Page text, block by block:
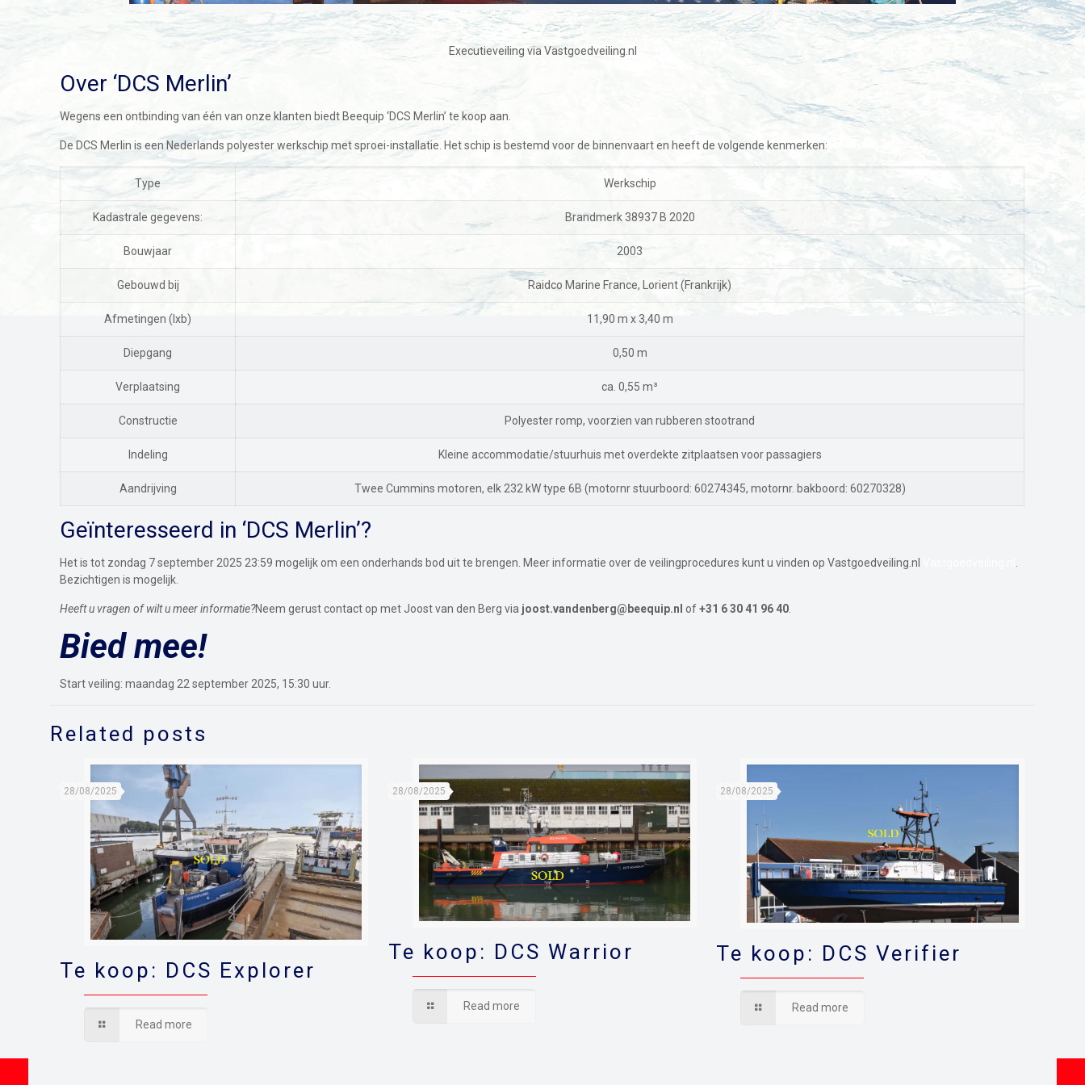
Executieveiling via Vastgoedveiling.nl
Over ‘DCS Merlin’
Wegens een ontbinding van één van onze klanten biedt Beequip ‘DCS Merlin’ te koop aan.
De DCS Merlin is een Nederlands polyester werkschip met sproei-installatie. Het schip is bestemd voor de binnenvaart en heeft de volgende kenmerken:
Type Werkschip
Kadastrale gegevens: Brandmerk 38937 B 2020
Bouwjaar 2003
Gebouwd bij Raidco Marine France, Lorient (Frankrijk)
Afmetingen (lxb) 11,90 m x 3,40 m
Diepgang 0,50 m
Verplaatsing ca. 0,55 m³
Constructie Polyester romp, voorzien van rubberen stootrand
Indeling Kleine accommodatie/stuurhuis met overdekte zitplaatsen voor passagiers
Aandrijving Twee Cummins motoren, elk 232 kW type 6B (motor­nr stuurboord: 60274345, motor­nr. bakboord: 60270328)
Geïnteresseerd in ‘DCS Merlin’?
Het is tot zondag 7 september 2025 23:59 mogelijk om een onderhands bod uit te brengen. Meer informatie over de veilingprocedures kunt u vinden op Vastgoedveiling.nl
Bezichtigen is mogelijk.
Heeft u vragen of wilt u meer informatie?Neem gerust contact op met Joost van den Berg via joost.vandenberg@beequip.nl of+31 6 30 41 96 40
Bied mee!
Start veiling: maandag 22 september 2025, 15:30 uur.
Related posts
28/08/2025
Te koop: DCS Explorer
Read more
28/08/2025
Te koop: DCS Warrior
Read more
28/08/2025
Te koop: DCS Verifier
Read more